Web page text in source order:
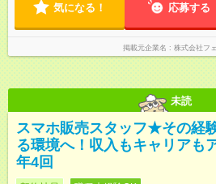
気になる！ 応募する
掲載元企業名 株式会社フ
未読
スマホ販売スタッフ★その経
る環境へ！収入もキャリアも
年4回